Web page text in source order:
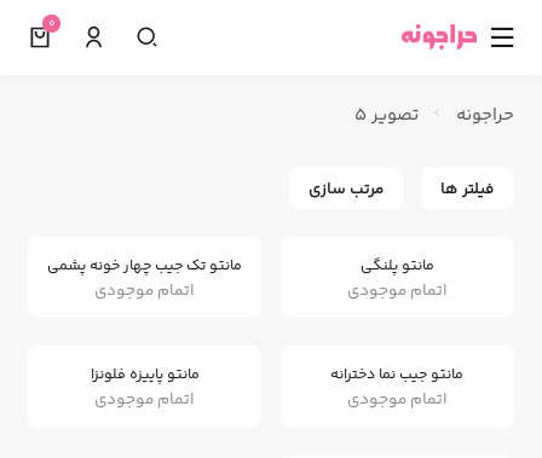
☰
0
حراجونه تصویر 5
فیلتر ها مرتب سازی
مانتو پلنگی
اتمام موجودی
مانتو تک جیب چهار خونه پشمی
اتمام موجودی
مانتو جیب نما دخترانه
اتمام موجودی
مانتو پاییزه فلونزا
اتمام موجودی